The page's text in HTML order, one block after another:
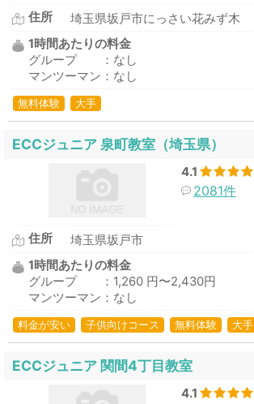
住所
埼玉県坂戸市にっさい花みず木
1時間あたりの料金
グループ ：なし
マンツーマン：なし
無料体験 大手
ECCジュニア 泉町教室（埼玉県）
4.1
2081件
住所
埼玉県坂戸市
1時間あたりの料金
グループ ：1,260 円〜2,430円
マンツーマン：なし
料金が安い 子供向けコース 無料体験 大手
ECCジュニア 関間4丁目教室
4.1